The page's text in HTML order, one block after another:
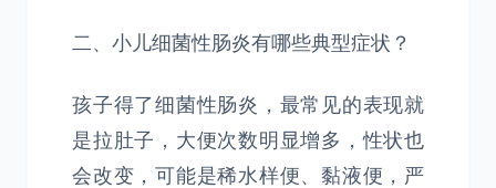
二、小儿细菌性肠炎有哪些典型症状？
孩子得了细菌性肠炎，最常见的表现就
是拉肚子，大便次数明显增多，性状也
会改变，可能是稀水样便、黏液便，严